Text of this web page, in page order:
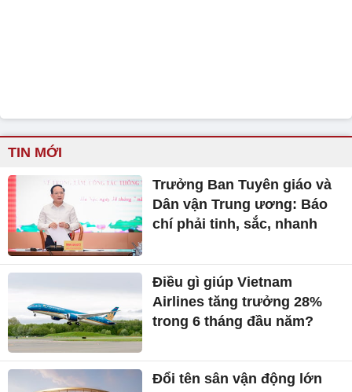
TIN MỚI
Trưởng Ban Tuyên giáo và
Dân vận Trung ương: Báo
chí phải tinh, sắc, nhanh
Điều gì giúp Vietnam
Airlines tăng trưởng 28%
trong 6 tháng đầu năm?
Đổi tên sân vận động lớn